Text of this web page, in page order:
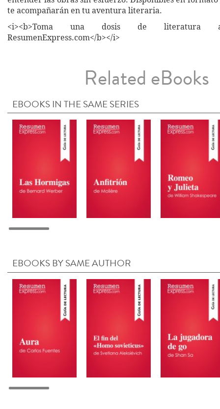
te acompañarán en tu aventura literaria.
<i><b>Toma una dosis de literatura
ResumenExpress.com</b></i>
Related eBooks
EBOOKS IN THE SAME SERIES
EBOOKS BY SAME AUTHOR